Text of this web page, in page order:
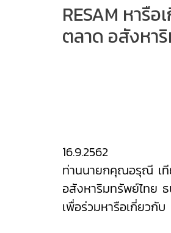
RESAM หารื
ตลาด อสังหา
16.9.2562
ท่านนายกคุณอรุณี เที
อสังหาริมทรัพย์ไทย
เพื่อร่วมหารือเกี่ยวกั